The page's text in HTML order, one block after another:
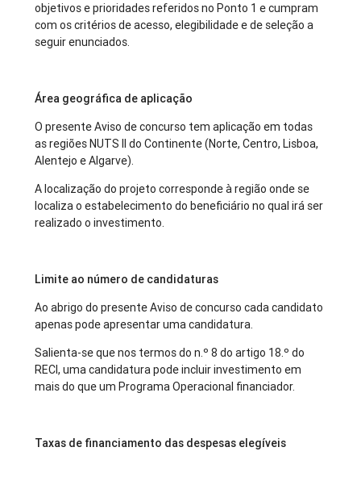
objetivos e prioridades referidos no Ponto 1 e cumpram
com os critérios de acesso, elegibilidade e de seleção a
seguir enunciados.
Área geográfica de aplicação
O presente Aviso de concurso tem aplicação em todas
as regiões NUTS II do Continente (Norte, Centro, Lisboa,
Alentejo e Algarve).
A localização do projeto corresponde à região onde se
localiza o estabelecimento do beneficiário no qual irá ser
realizado o investimento.
Limite ao número de candidaturas
Ao abrigo do presente Aviso de concurso cada candidato
apenas pode apresentar uma candidatura.
Salienta-se que nos termos do n.º 8 do artigo 18.º do
RECI, uma candidatura pode incluir investimento em
mais do que um Programa Operacional financiador.
Taxas de financiamento das despesas elegíveis